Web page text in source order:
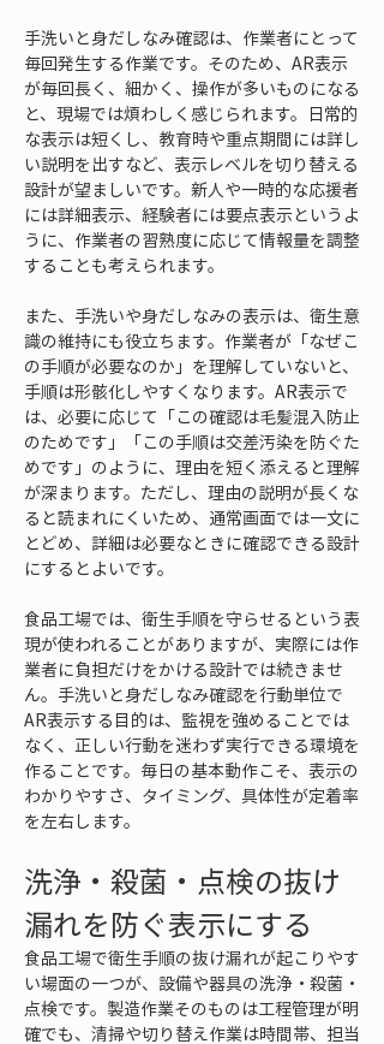
手洗いと身だしなみ確認は、作業者にとって
毎回発生する作業です。そのため、AR表示
が毎回長く、細かく、操作が多いものになる
と、現場では煩わしく感じられます。日常的
な表示は短くし、教育時や重点期間には詳し
い説明を出すなど、表示レベルを切り替える
設計が望ましいです。新人や一時的な応援者
には詳細表示、経験者には要点表示というよ
うに、作業者の習熟度に応じて情報量を調整
することも考えられます。
また、手洗いや身だしなみの表示は、衛生意
識の維持にも役立ちます。作業者が「なぜこ
の手順が必要なのか」を理解していないと、
手順は形骸化しやすくなります。AR表示で
は、必要に応じて「この確認は毛髪混入防止
のためです」「この手順は交差汚染を防ぐた
めです」のように、理由を短く添えると理解
が深まります。ただし、理由の説明が長くな
ると読まれにくいため、通常画面では一文に
とどめ、詳細は必要なときに確認できる設計
にするとよいです。
食品工場では、衛生手順を守らせるという表
現が使われることがありますが、実際には作
業者に負担だけをかける設計では続きませ
ん。手洗いと身だしなみ確認を行動単位で
AR表示する目的は、監視を強めることでは
なく、正しい行動を迷わず実行できる環境を
作ることです。毎日の基本動作こそ、表示の
わかりやすさ、タイミング、具体性が定着率
を左右します。
洗浄・殺菌・点検の抜け
漏れを防ぐ表示にする
食品工場で衛生手順の抜け漏れが起こりやす
い場面の一つが、設備や器具の洗浄・殺菌・
点検です。製造作業そのものは工程管理が明
確でも、清掃や切り替え作業は時間帯、担当